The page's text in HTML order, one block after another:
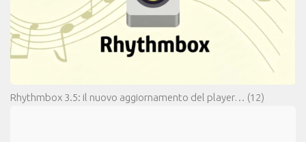
Rhythmbox 3.5: il nuovo aggiornamento del player… (12)